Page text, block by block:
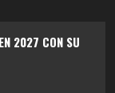
2027 CON SU